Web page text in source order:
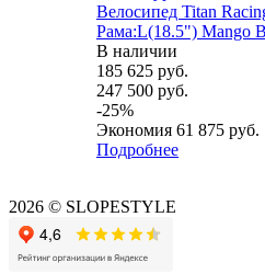
Велосипед Titan
Рама:L(18.5") Mango
В наличии
185 625 руб.
247 500 руб.
-25%
Экономия 61 875 руб.
Подробнее
2026 © SLOPESTYLE